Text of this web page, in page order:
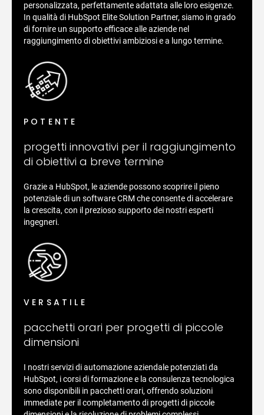
personalizzata, perfettamente adattata alle loro esigenze.
In qualità di HubSpot Elite Solution Partner, siamo in grado
di fornire un supporto efficace alle aziende nel
raggiungimento di obiettivi ambiziosi e a lungo termine.
POTENTE
progetti innovativi per il raggiungimento
di obiettivi a breve termine
Grazie a HubSpot, le aziende possono scoprire il pieno
potenziale di un software CRM che consente di accelerare
la crescita, con il prezioso supporto dei nostri esperti
ingegneri.
VERSATILE
pacchetti orari per progetti di piccole
dimensioni
I nostri servizi di automazione aziendale potenziati da
HubSpot, i corsi di formazione e la consulenza tecnologica
sono disponibili in pacchetti orari, offrendo soluzioni
immediate per il completamento di progetti di piccole